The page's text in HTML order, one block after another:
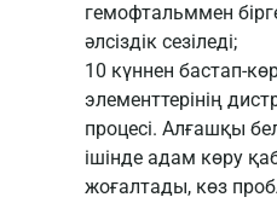
гемофтальммен
әлсіздік сезіледі;
10 күннен бастап-
элементтерінің
процесі. Алғашқы
ішінде адам көру
жоғалтады, көз